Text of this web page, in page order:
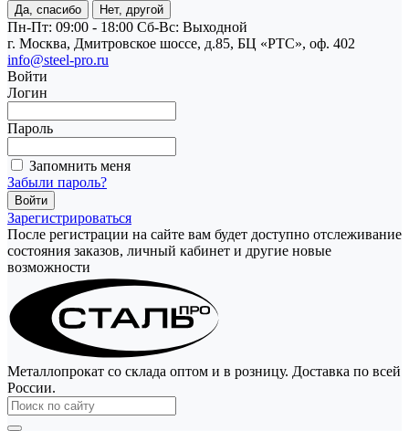
Да, спасибо Нет, другой
Пн-Пт: 09:00 - 18:00 Cб-Вс: Выходной
г. Москва, Дмитровское шоссе, д.85, БЦ «РТС», оф. 402
info@steel-pro.ru
Войти
Логин
Пароль
Запомнить меня
Забыли пароль?
Зарегистрироваться
После регистрации на сайте вам будет доступно отслеживание
состояния заказов, личный кабинет и другие новые
возможности
Металлопрокат со склада оптом и в розницу. Доставка по всей
России.